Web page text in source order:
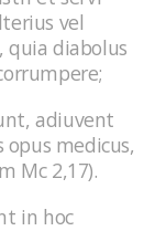
vel
diabolus
adiuvent
medicus,
Mc 2,17).
in hoc